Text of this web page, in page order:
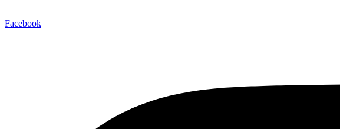
Facebook